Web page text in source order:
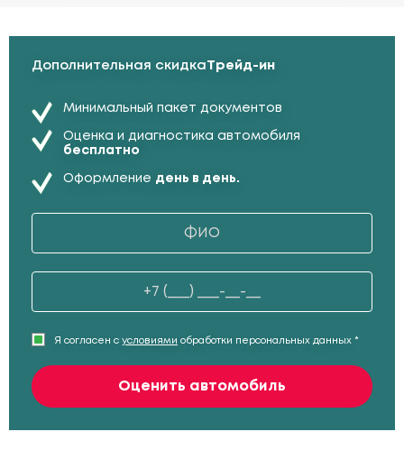
Дополнительная скидкаТрейд-ин
Минимальный пакет документов
Оценка и диагностика автомобиля
бесплатно
Оформление день в день.
Я согласен с условиями обработки персональных данных *
Оценить автомобиль